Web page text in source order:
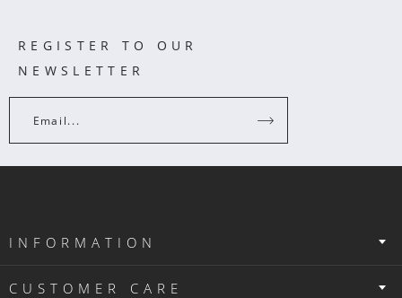
REGISTER TO OUR
NEWSLETTER
Email...
INFORMATION
CUSTOMER CARE